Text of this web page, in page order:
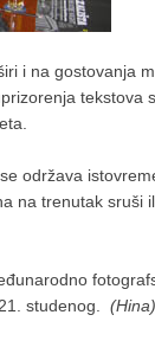
i na gostovanja
tekstova
održava
na trenutak sruši
studenog. (Hina)